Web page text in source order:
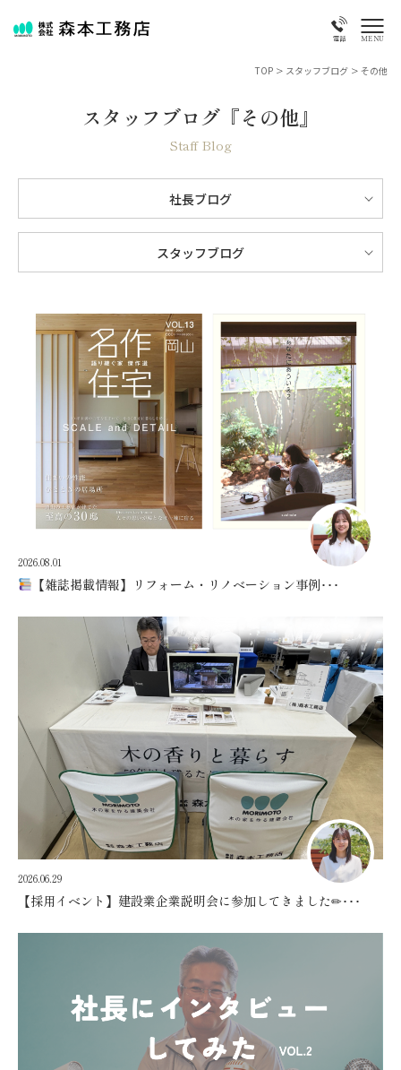
電話 MENU
TOP > スタッフブログ > その他
スタッフブログ『その他』
Staff Blog
社長ブログ
スタッフブログ
2026.08.01
【雑誌掲載情報】リフォーム・リノベーション事例･･･
2026.06.29
【採用イベント】建設業企業説明会に参加してきました✏･･･